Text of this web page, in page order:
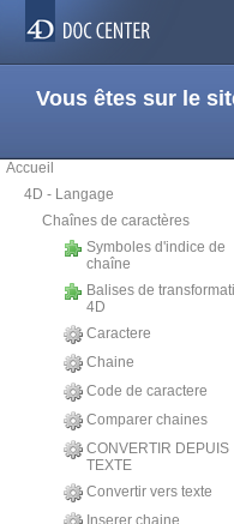
Vous êtes sur le
Accueil
4D - Langage
Chaînes de caractères
Symboles d'indice de
chaîne
Balises de
4D
Caractere
Chaine
Code de caractere
Comparer chaines
CONVERTIR DEPUIS
TEXTE
Convertir vers texte
Inserer chaine